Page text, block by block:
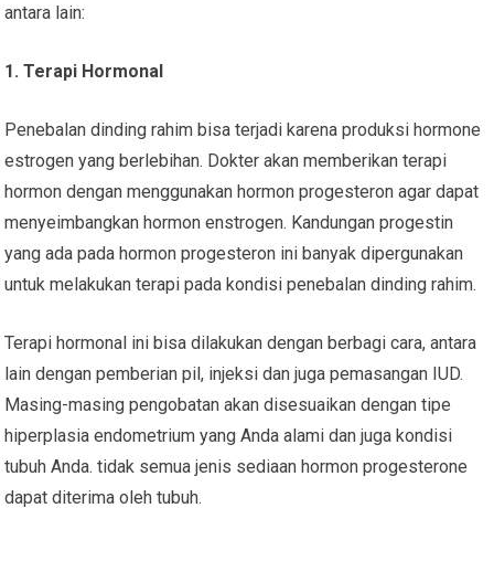
antara lain:
1. Terapi Hormonal
Penebalan dinding rahim bisa terjadi karena produksi hormone
estrogen yang berlebihan. Dokter akan memberikan terapi
hormon dengan menggunakan hormon progesteron agar dapat
menyeimbangkan hormon enstrogen. Kandungan progestin
yang ada pada hormon progesteron ini banyak dipergunakan
untuk melakukan terapi pada kondisi penebalan dinding rahim.
Terapi hormonal ini bisa dilakukan dengan berbagi cara, antara
lain dengan pemberian pil, injeksi dan juga pemasangan IUD.
Masing-masing pengobatan akan disesuaikan dengan tipe
hiperplasia endometrium yang Anda alami dan juga kondisi
tubuh Anda. tidak semua jenis sediaan hormon progesterone
dapat diterima oleh tubuh.